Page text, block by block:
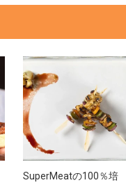
SuperMeatの100％培